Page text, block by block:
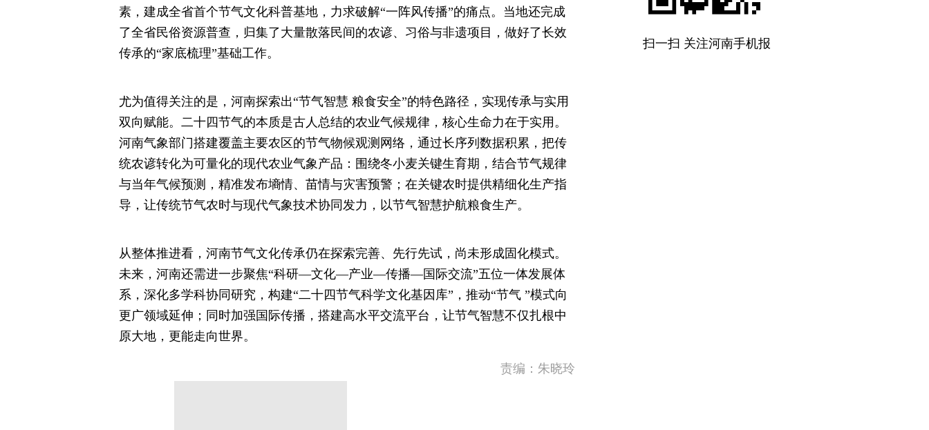
素，建成全省首个节气文化科普基地，力求破解“一阵风传播”的痛点。当地还完成
了全省民俗资源普查，归集了大量散落民间的农谚、习俗与非遗项目，做好了长效
传承的“家底梳理”基础工作。
尤为值得关注的是，河南探索出“节气智慧 粮食安全”的特色路径，实现传承与实用
双向赋能。二十四节气的本质是古人总结的农业气候规律，核心生命力在于实用。
河南气象部门搭建覆盖主要农区的节气物候观测网络，通过长序列数据积累，把传
统农谚转化为可量化的现代农业气象产品：围绕冬小麦关键生育期，结合节气规律
与当年气候预测，精准发布墒情、苗情与灾害预警；在关键农时提供精细化生产指
导，让传统节气农时与现代气象技术协同发力，以节气智慧护航粮食生产。
从整体推进看，河南节气文化传承仍在探索完善、先行先试，尚未形成固化模式。
未来，河南还需进一步聚焦“科研—文化—产业—传播—国际交流”五位一体发展体
系，深化多学科协同研究，构建“二十四节气科学文化基因库”，推动“节气 ”模式向
更广领域延伸；同时加强国际传播，搭建高水平交流平台，让节气智慧不仅扎根中
原大地，更能走向世界。
责编：朱晓玲
扫一扫 关注河南手机报